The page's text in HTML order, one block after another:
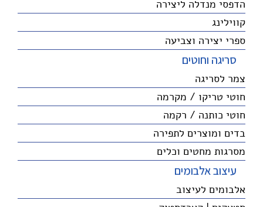
הדפסי מנדלה ליצירה
קווילינג
ספרי יצירה וצביעה
סריגה וחוטים
צמר לסריגה
חוטי טריקו / מקרמה
חוטי כותנה / רקמה
בדים ומוצרים לתפירה
מסרגות מחטים וכלים
עיצוב אלבומים
אלבומים לעיצוב